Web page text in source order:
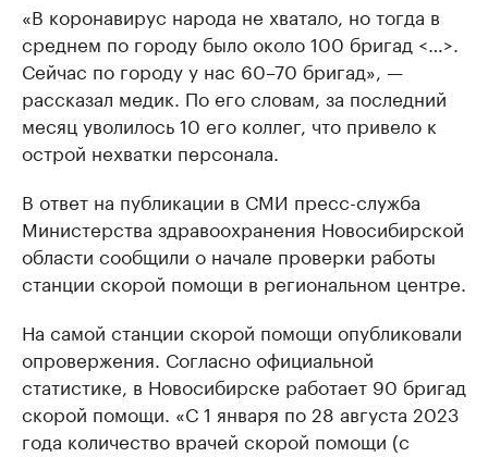
«В коронавирус народа не хватало, но тогда в
среднем по городу было около 100 бригад <…>.
Сейчас по городу у нас 60–70 бригад», —
рассказал медик. По его словам, за последний
месяц уволилось 10 его коллег, что привело к
острой нехватки персонала.
В ответ на публикации в СМИ пресс-служба
Министерства здравоохранения Новосибирской
области сообщили о начале проверки работы
станции скорой помощи в региональном центре.
На самой станции скорой помощи опубликовали
опровержения. Согласно официальной
статистике, в Новосибирске работает 90 бригад
скорой помощи. «С 1 января по 28 августа 2023
года количество врачей скорой помощи (с